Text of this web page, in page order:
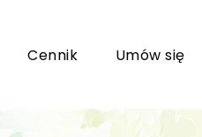
Cennik Umów się